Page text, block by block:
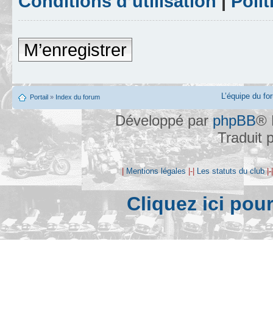
M’enregistrer
Portail » Index du forum L’équipe du
Développé parphpBB®
Traduit
| Mentions légales |-| Les statuts du club
Cliquez ici